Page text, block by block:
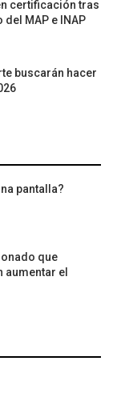
certificación tras
MAP e INAP
buscarán hacer
pantalla?
que
el